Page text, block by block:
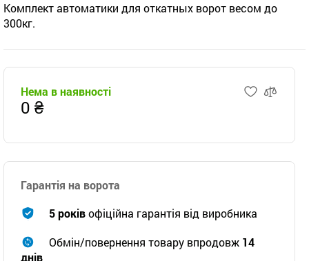
Комплект автоматики для откатных ворот весом до
300кг.
Нема в наявності
0 ₴
Гарантія на ворота
5 роківофіційна гарантія від виробника
Обмін/повернення товару впродовж 14
днів